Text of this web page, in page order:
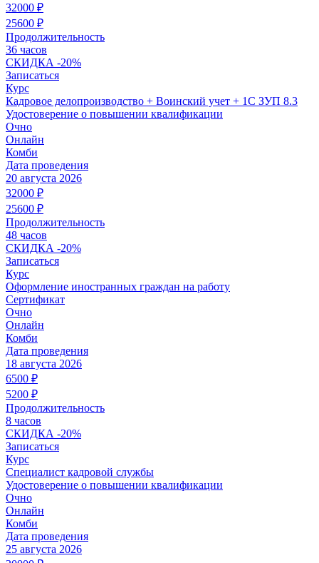
32000 ₽
25600 ₽
Продолжительность
36 часов
СКИДКА -20%
Записаться
Курс
Кадровое делопроизводство + Воинский учет + 1С ЗУП 8.3
Удостоверение о повышении квалификации
Очно
Онлайн
Комби
Дата проведения
20 августа 2026
32000 ₽
25600 ₽
Продолжительность
48 часов
СКИДКА -20%
Записаться
Курс
Оформление иностранных граждан на работу
Сертификат
Очно
Онлайн
Комби
Дата проведения
18 августа 2026
6500 ₽
5200 ₽
Продолжительность
8 часов
СКИДКА -20%
Записаться
Курс
Специалист кадровой службы
Удостоверение о повышении квалификации
Очно
Онлайн
Комби
Дата проведения
25 августа 2026